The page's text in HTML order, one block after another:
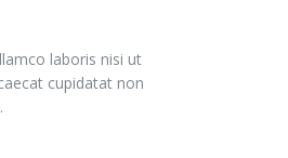
laboris nisi ut
cupidatat non